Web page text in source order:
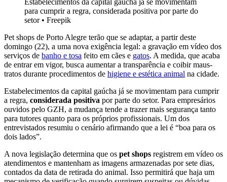
Estabelecimentos da capital gaúcha já se movimentam
para cumprir a regra, considerada positiva por parte do
setor• Freepik
Pet shops de Porto Alegre terão que se adaptar, a partir deste
domingo (22), a uma nova exigência legal: a gravação em vídeo dos
serviços de banho e tosa feito em cães e gatos. A medida, que acaba
de entrar em vigor, busca aumentar a transparência e coibir maus-
tratos durante procedimentos de higiene e estética animal na cidade.
Estabelecimentos da capital gaúcha já se movimentam para cumprir
a regra, considerada positiva por parte do setor. Para empresários
ouvidos pelo GZH, a mudança tende a trazer mais segurança tanto
para tutores quanto para os próprios profissionais. Um dos
entrevistados resumiu o cenário afirmando que a lei é “boa para os
dois lados”.
A nova legislação determina que os pet shops registrem em vídeo os
atendimentos e mantenham as imagens armazenadas por sete dias,
contados da data de retirada do animal. Isso permitirá que haja um